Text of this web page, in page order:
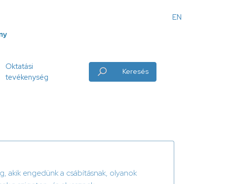
Angol
EN
Oktatási
tevékenység
Keresés
akik engedünk a csábításnak, olyanok